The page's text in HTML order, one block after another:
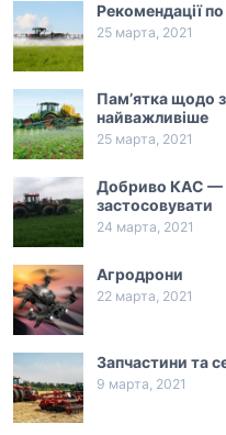
Рекомендації
25 марта, 2021
Пам’ятка щодо
найважливіше
25 марта, 2021
Добриво КАС —
застосовувати
24 марта, 2021
Агродрони
22 марта, 2021
Запчастини та
9 марта, 2021